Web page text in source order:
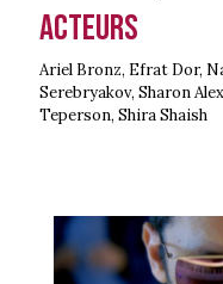
Acteurs
Ariel Bronz, Efrat Dor,
Serebryakov, Sharon
Teperson, Shira Shaish